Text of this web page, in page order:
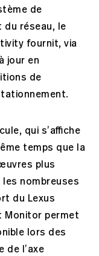
de
du réseau, le
fournit, via
jour en
de
qui s’affiche
temps que la
plus
nombreuses
du Lexus
Monitor permet
lors des
de l’axe